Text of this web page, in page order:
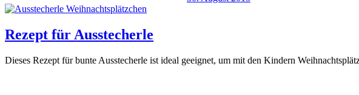
Rezept für Ausstecherle
Dieses Rezept für bunte Ausstecherle ist ideal geeignet, um mit den Kindern